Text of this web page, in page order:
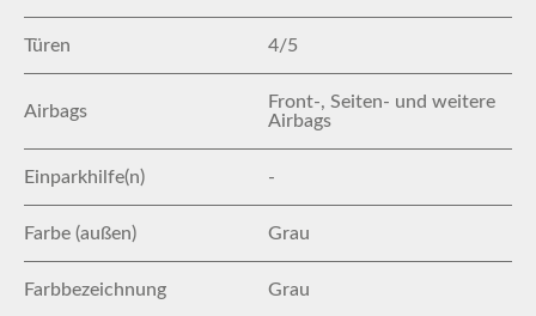
Türen 4/5
Airbags
Front-, Seiten- und weitere
Airbags
Einparkhilfe(n) -
Farbe (außen) Grau
Farbbezeichnung Grau